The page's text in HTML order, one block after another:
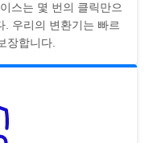
스는 몇 번의 클릭만으
. 우리의 변환기는 빠르
장합니다.